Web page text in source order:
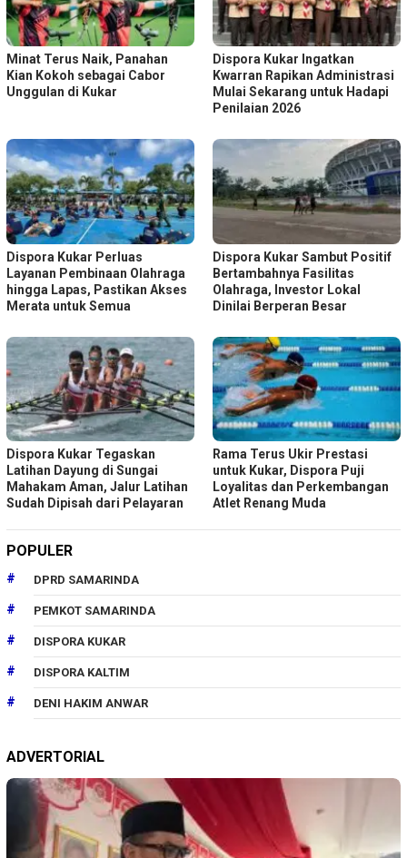
Minat Terus Naik, Panahan
Kian Kokoh sebagai Cabor
Unggulan di Kukar
Dispora Kukar Ingatkan
Kwarran Rapikan Administrasi
Mulai Sekarang untuk Hadapi
Penilaian 2026
Dispora Kukar Perluas
Layanan Pembinaan Olahraga
hingga Lapas, Pastikan Akses
Merata untuk Semua
Dispora Kukar Sambut Positif
Bertambahnya Fasilitas
Olahraga, Investor Lokal
Dinilai Berperan Besar
Dispora Kukar Tegaskan
Latihan Dayung di Sungai
Mahakam Aman, Jalur Latihan
Sudah Dipisah dari Pelayaran
Rama Terus Ukir Prestasi
untuk Kukar, Dispora Puji
Loyalitas dan Perkembangan
Atlet Renang Muda
POPULER
DPRD SAMARINDA
PEMKOT SAMARINDA
DISPORA KUKAR
DISPORA KALTIM
DENI HAKIM ANWAR
ADVERTORIAL